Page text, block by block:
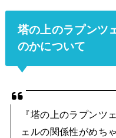
塔の上のラプンツ
のかについて
『塔の上のラプンツ
ェルの関係性がめち